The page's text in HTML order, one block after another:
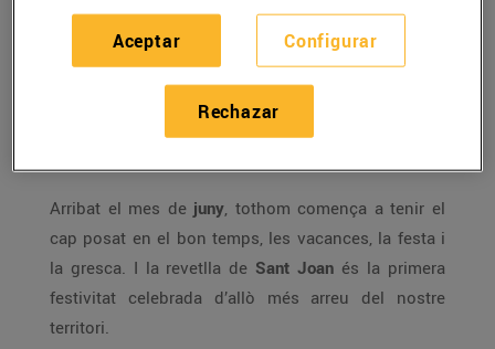
GASTRONOMÍA Y TRADICIONES
Per Sant Joan, que no
falti la coca a taula!
Arribat el mes de juny, tothom comença a tenir el
cap posat en el bon temps, les vacances, la festa i
la gresca. I la revetlla de Sant Joan és la primera
festivitat celebrada d’allò més arreu del nostre
territori.
Configurar
Rechazar
Aceptar